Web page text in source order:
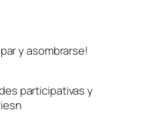
y asombrarse!
participativas y